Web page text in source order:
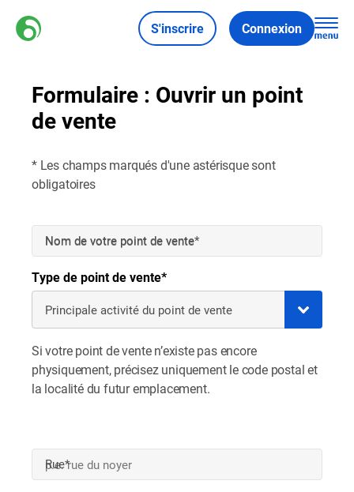
S'inscrire Connexion
Formulaire : Ouvrir un point
de vente
* Les champs marqués d'une astérisque sont
obligatoires
Nom de votre point de vente*
Type de point de vente*
Si votre point de vente n’existe pas encore
physiquement, précisez uniquement le code postal et
la localité du futur emplacement.
Rue*